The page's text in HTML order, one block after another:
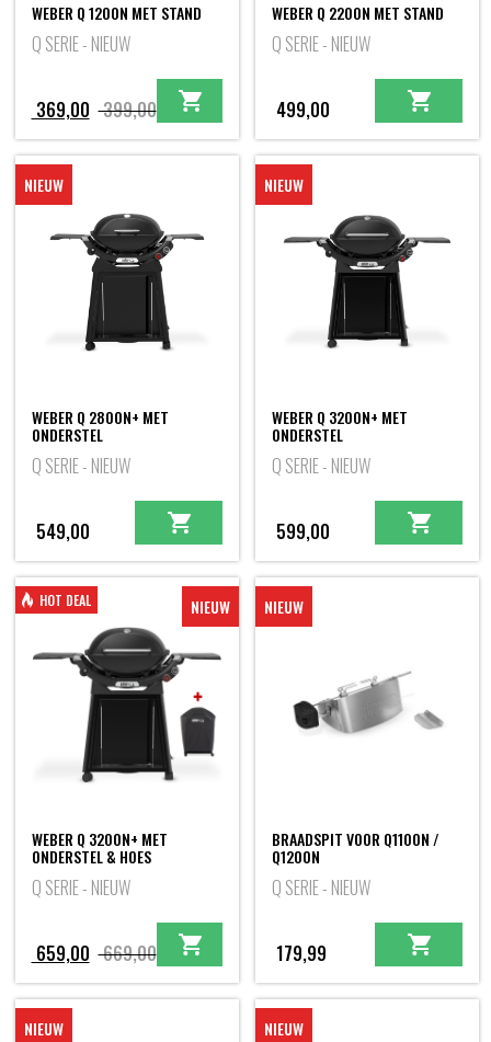
WEBER Q 1200N MET STAND
Q SERIE - NIEUW
399,00Oorspronkelijke
prijs
was:
369,00
Huidige
prijs
is:
WEBER Q 2200N MET STAND
Q SERIE - NIEUW
499,00
NIEUW
WEBER Q 2800N+ MET
ONDERSTEL
Q SERIE - NIEUW
549,00
NIEUW
WEBER Q 3200N+ MET
ONDERSTEL
Q SERIE - NIEUW
599,00
HOT DEAL NIEUW
WEBER Q 3200N+ MET
ONDERSTEL & HOES
Q SERIE - NIEUW
669,00Oorspronkelijke
prijs
was:
659,00
Huidige
prijs
is:
NIEUW
BRAADSPIT VOOR Q1100N /
Q1200N
Q SERIE - NIEUW
179,99
NIEUW NIEUW